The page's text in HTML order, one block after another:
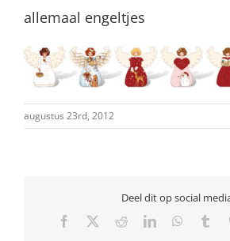
allemaal engeltjes
augustus 23rd, 2012
Deel dit op social
Facebook RedditLinkedIn